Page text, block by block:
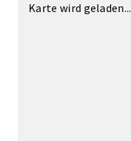
Karte wird geladen...